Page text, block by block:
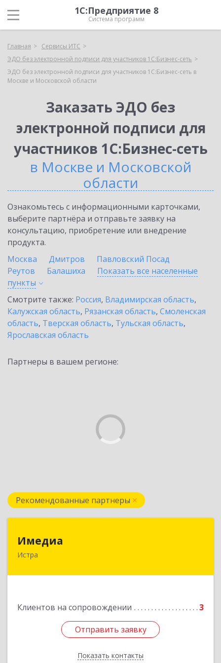
1С:Предприятие 8
Система программ
Главная
Сервисы ИТС
ЭДО без электронной подписи для участников 1С:Бизнес-сеть
ЭДО без электронной подписи для участников 1С:Бизнес-сеть в
Москве и Московской области
Заказать ЭДО без
электронной подписи для
участников 1С:Бизнес-сеть
в Москве и Московской
области
Ознакомьтесь с информационными карточками,
выберите партнёра и отправьте заявку на
консультацию, приобретение или внедрение
продукта.
Москва
Дмитров
Павловский Посад
Реутов
Балашиха
Показать все населенные
пункты
Смотрите также: Россия, Владимирская область,
Калужская область, Рязанская область, Смоленская
область, Тверская область, Тульская область,
Ярославская область
Партнеры в вашем регионе:
Рекомендованные партнеры
Имедиа
Истра
Клиентов на сопровождении 3
Отправить заявку
Показать контакты
143500, Московская обл, Истринский р-н, Истра
Отправить заявку
Назад